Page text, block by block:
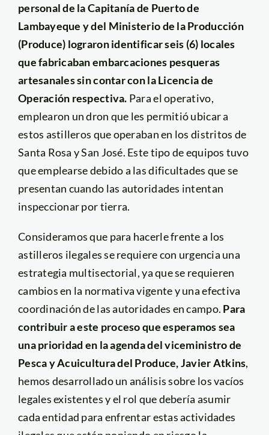
personal de la Capitanía de Puerto de
Lambayeque y del Ministerio de la Producción
(Produce) lograron identificar seis (6) locales
que fabricaban embarcaciones pesqueras
artesanales sin contar con la Licencia de
Operación respectiva. Para el operativo,
emplearon un dron que les permitió ubicar a
estos astilleros que operaban en los distritos de
Santa Rosa y San José. Este tipo de equipos tuvo
que emplearse debido a las dificultades que se
presentan cuando las autoridades intentan
inspeccionar por tierra.
Consideramos que para hacerle frente a los
astilleros ilegales se requiere con urgencia una
estrategia multisectorial, ya que se requieren
cambios en la normativa vigente y una efectiva
coordinación de las autoridades en campo. Para
contribuir a este proceso que esperamos sea
una prioridad en la agenda del viceministro de
Pesca y Acuicultura del Produce, Javier Atkins,
hemos desarrollado un análisis sobre los vacíos
legales existentes y el rol que debería asumir
cada entidad para enfrentar estas actividades